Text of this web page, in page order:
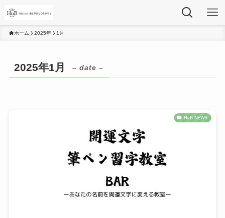
ホーム 2025年 1月
2025年1月 – date –
HuB NEWS